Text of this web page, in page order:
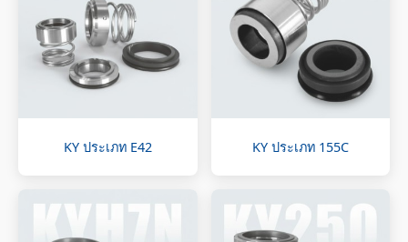
KY ประเภท E42 KY ประเภท 155C